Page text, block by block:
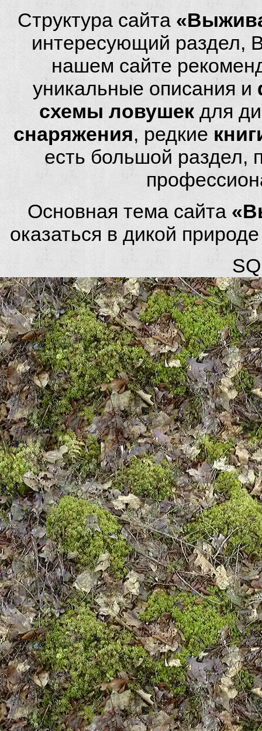
Структура сайта
интересующий раздел,
нашем сайте
уникальные описания и
схемы ловушек для
снаряжения, редкие
есть большой
Основная тема сайта
оказаться в дикой